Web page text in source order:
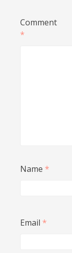
Comment
*
Name *
Email *